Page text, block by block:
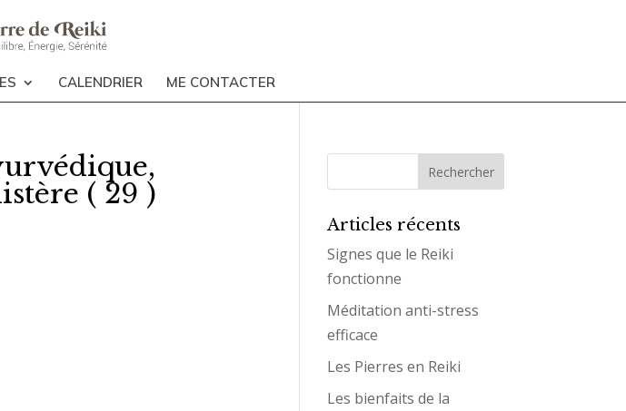
CALENDRIER ME CONTACTER
( 29 )
Articles récents
Signes que le Reiki
fonctionne
Méditation anti-stress
efficace
Les Pierres en Reiki
Les bienfaits de la